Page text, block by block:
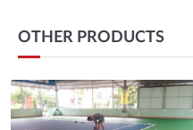
OTHER PRODUCTS